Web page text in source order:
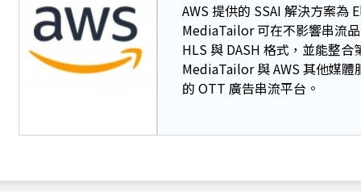
AWS 提供的 SSAI 解決方案
MediaTailor 可在不影響串流
HLS 與 DASH 格式，並能整
MediaTailor 與 AWS 其他媒
的 OTT 廣告串流平台。